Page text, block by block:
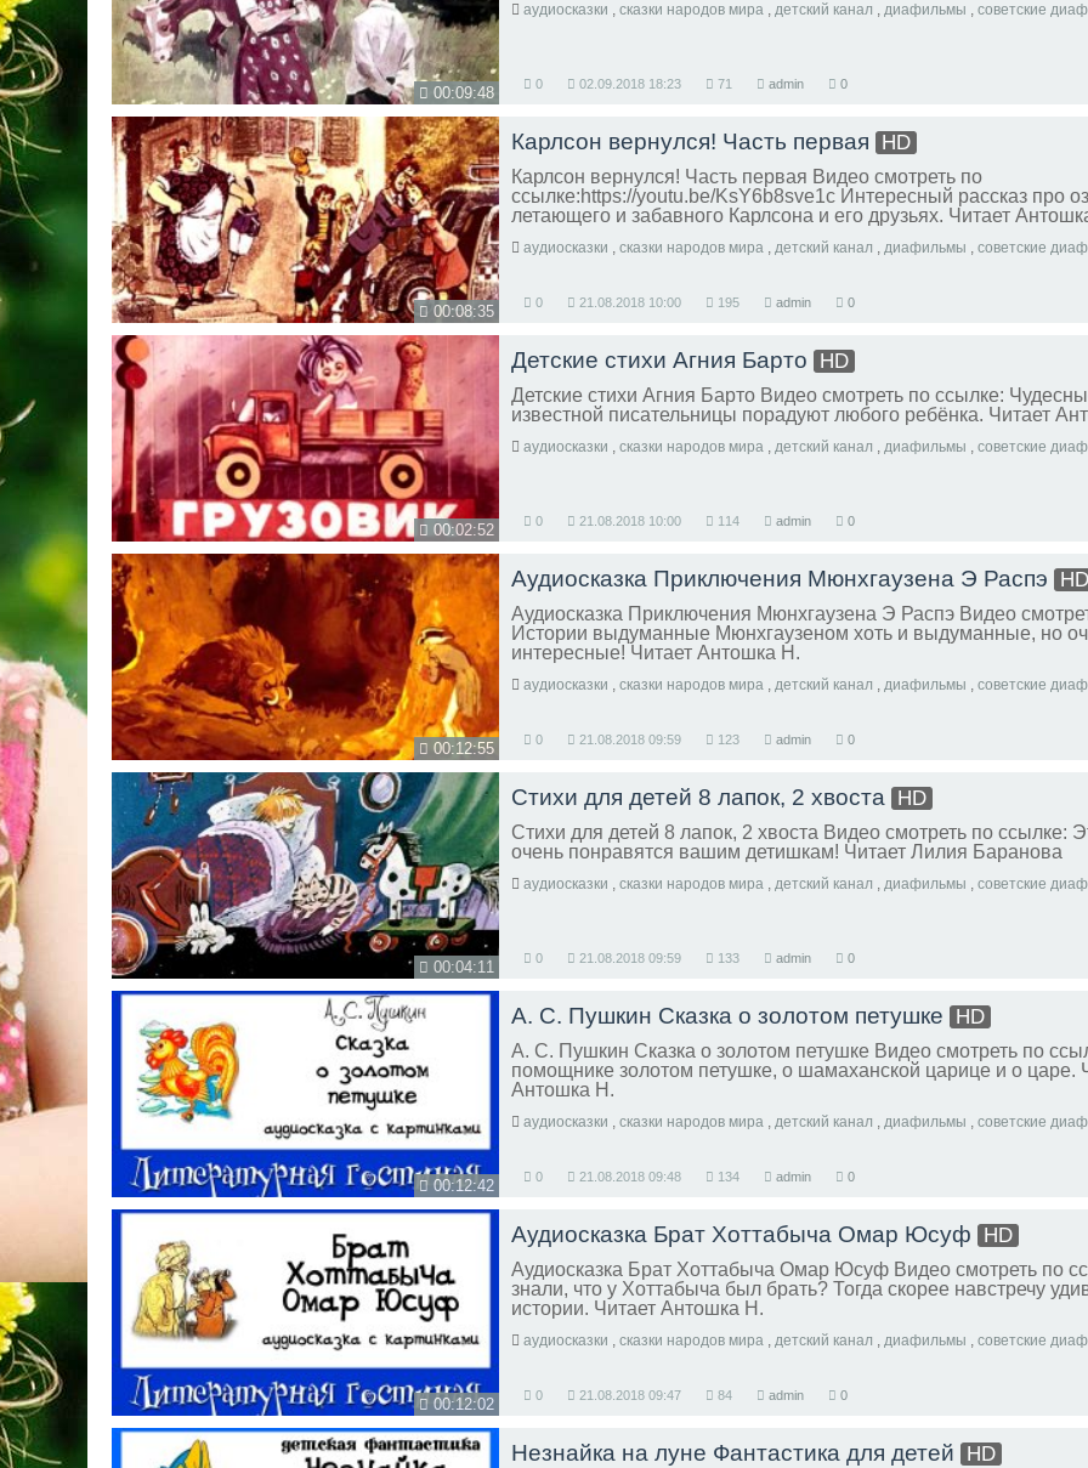
00:09:48
аудиосказки , сказки народов мира , детский канал , диафильмы , советские
0 02.09.2018 18:23 71 admin 0
00:08:35
Карлсон вернулся! Часть первая HD
Карлсон вернулся! Часть первая Видео смотреть по
ссылке:https://youtu.be/KsY6b8sve1c Интересный рассказ про
летающего и забавного Карлсона и его друзьях. Читает
аудиосказки , сказки народов мира , детский канал , диафильмы , советские
0 21.08.2018 10:00 195 admin 0
00:02:52
Детские стихи Агния Барто HD
Детские стихи Агния Барто Видео смотреть по ссылке:
известной писательницы порадуют любого ребёнка. Читает
аудиосказки , сказки народов мира , детский канал , диафильмы , советские
0 21.08.2018 10:00 114 admin 0
00:12:55
Аудиосказка Приключения Мюнхгаузена Э Распэ HD
Аудиосказка Приключения Мюнхгаузена Э Распэ Видео
Истории выдуманные Мюнхгаузеном хоть и выдуманные, но
интересные! Читает Антошка Н.
аудиосказки , сказки народов мира , детский канал , диафильмы , советские
0 21.08.2018 09:59 123 admin 0
00:04:11
Стихи для детей 8 лапок, 2 хвоста HD
Стихи для детей 8 лапок, 2 хвоста Видео смотреть по ссылке:
очень понравятся вашим детишкам! Читает Лилия Баранова
аудиосказки , сказки народов мира , детский канал , диафильмы , советские
0 21.08.2018 09:59 133 admin 0
00:12:42
А. С. Пушкин Сказка о золотом петушке HD
А. С. Пушкин Сказка о золотом петушке Видео смотреть по
помощнике золотом петушке, о шамаханской царице и о царе.
Антошка Н.
аудиосказки , сказки народов мира , детский канал , диафильмы , советские
0 21.08.2018 09:48 134 admin 0
00:12:02
Аудиосказка Брат Хоттабыча Омар Юсуф HD
Аудиосказка Брат Хоттабыча Омар Юсуф Видео смотреть по
знали, что у Хоттабыча был брать? Тогда скорее навстречу
истории. Читает Антошка Н.
аудиосказки , сказки народов мира , детский канал , диафильмы , советские
0 21.08.2018 09:47 84 admin 0
Незнайка на луне Фантастика для детей HD